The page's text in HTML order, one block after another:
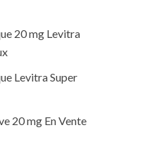
20 mg Levitra
Levitra Super
20 mg En Vente